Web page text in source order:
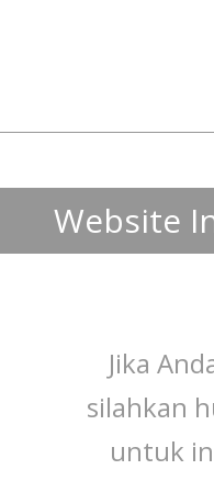
Website
Jika
silahkan
untuk